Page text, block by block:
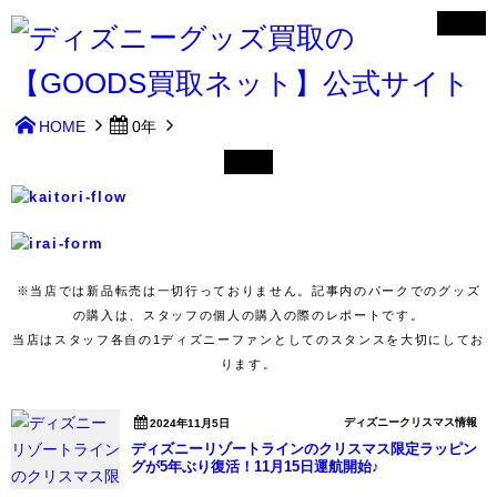
HOME 0年
※当店では新品転売は一切行っておりません。記事内のパークでのグッズ
の購入は、スタッフの個人の購入の際のレポートです。
当店はスタッフ各自の1ディズニーファンとしてのスタンスを大切にしてお
ります。
2024年11月5日 ディズニークリスマス情報
ディズニーリゾートラインのクリスマス限定ラッピン
グが5年ぶり復活！11月15日運航開始♪